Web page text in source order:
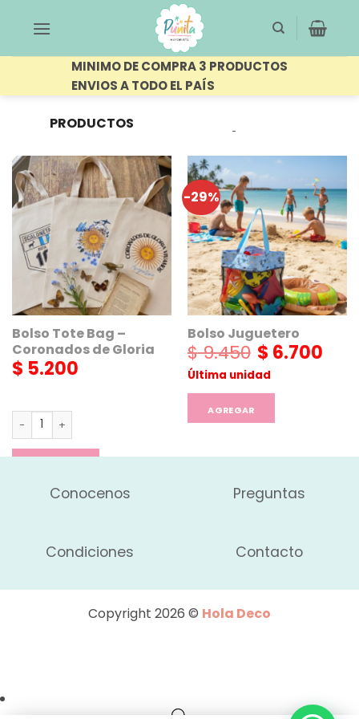
MINIMO DE COMPRA 3 PRODUCTOS
ENVIOS A TODO EL PAÍS
PRODUCTOS
Bolso Tote Bag –
Coronados de Gloria
$ 5.200
Bolso Tote Bag - Coronados de Gloria cantidad
-29%
Bolso Juguetero
$9.450 El
precio
original
era:
$ 9.450.
$ 6.700El
precio
Última unidad
AGREGAR
Conocenos Preguntas
Condiciones Contacto
Copyright 2026 © Hola Deco